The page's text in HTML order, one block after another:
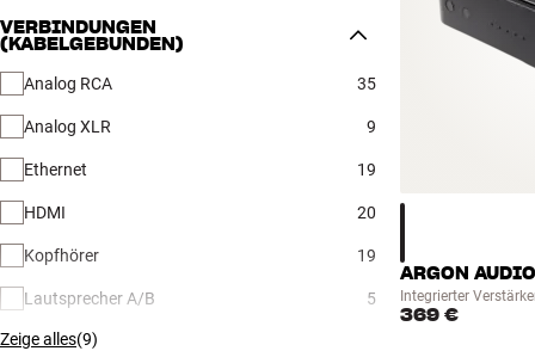
VERBINDUNGEN
(KABELGEBUNDEN)
Analog RCA 35
Analog XLR 9
Ethernet 19
HDMI 20
Kopfhörer 19
Lautsprecher A/B 5
Zeige alles(9)
ARGON
Integrierter
369 €